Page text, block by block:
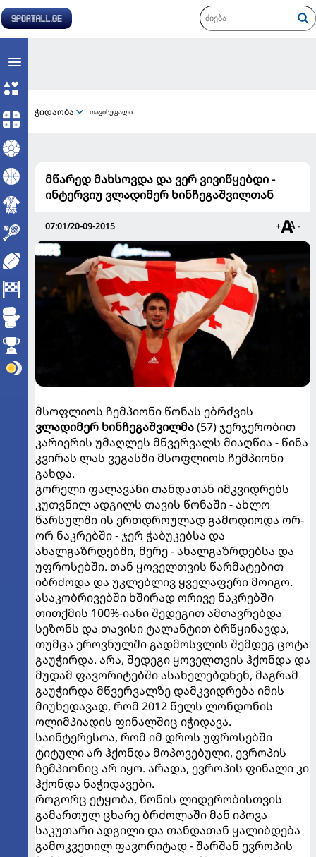
ჭიდაობა თავისუფალი
მწარედ მახსოვდა და ვერ ვივიწყებდი -
ინტერვიუ ვლადიმერ ხინჩეგაშვილთან
07:01/20-09-2015 + -
მსოფლიოს ჩემპიონი წონას ებრძვის
ვლადიმერ ხინჩეგაშვილმა(57) ჯერჯერობით
კარიერის უმაღლეს მწვერვალს მიაღწია - წინა
კვირას ლას ვეგასში მსოფლიოს ჩემპიონი
გახდა.
გორელი ფალავანი თანდათან იმკვიდრებს
კუთვნილ ადგილს თავის წონაში - ახლო
წარსულში ის ერთდროულად გამოდიოდა ორ-
ორ ნაკრებში - ჯერ ჭაბუკებსა და
ახალგაზრდებში, მერე - ახალგაზრდებსა და
უფროსებში. თან ყოველთვის წარმატებით
იბრძოდა და უკლებლივ ყველაფერი მოიგო.
ასაკობრივებში ხშირად ორივე ნაკრებში
თითქმის 100%-იანი შედეგით ამთავრებდა
სეზონს და თავისი ტალანტით ბრწყინავდა,
თუმცა ეროვნულში გადმოსვლის შემდეგ ცოტა
გაუჭირდა. არა, შედეგი ყოველთვის ჰქონდა და
მუდამ ფავორიტებში ასახელებდნენ, მაგრამ
გაუჭირდა მწვერვალზე დამკვიდრება იმის
მიუხედავად, რომ 2012 წელს ლონდონის
ოლიმპიადის ფინალშიც იჭიდავა.
საინტერესოა, რომ იმ დროს უფროსებში
ტიტული არ ჰქონდა მოპოვებული, ევროპის
ჩემპიონიც არ იყო. არადა, ევროპის ფინალი კი
ჰქონდა ნაჭიდავები.
როგორც ეტყობა, წონის ლიდერობისთვის
გამართულ ცხარე ბრძოლაში მან იპოვა
საკუთარი ადგილი და თანდათან ყალიბდება
გამოკვეთილ ფავორიტად - შარშან ევროპის